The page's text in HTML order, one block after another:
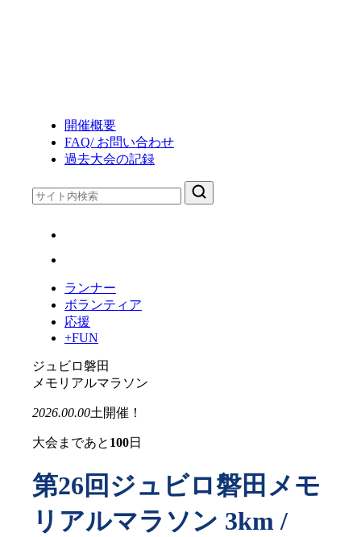
開催概要
FAQ/ お問い合わせ
過去大会の記録
ランナー
ボランティア
応援
+FUN
ジュビロ磐田
メモリアルマラソン
2026.00.00土 開催！
大会まであと 100日
第26回ジュビロ磐田メモ
リアルマラソン 3km /